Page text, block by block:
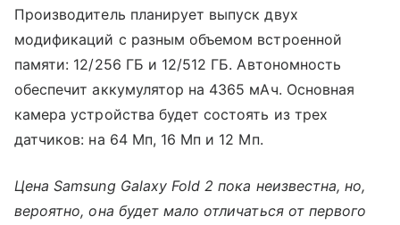
Производитель планирует выпуск двух
модификаций с разным объемом встроенной
памяти: 12/256 ГБ и 12/512 ГБ. Автономность
обеспечит аккумулятор на 4365 мАч. Основная
камера устройства будет состоять из трех
датчиков: на 64 Мп, 16 Мп и 12 Мп.
Цена Samsung Galaxy Fold 2 пока неизвестна, но,
вероятно, она будет мало отличаться от первого